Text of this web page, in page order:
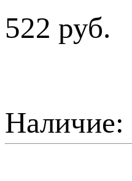
522 руб.
Наличие: